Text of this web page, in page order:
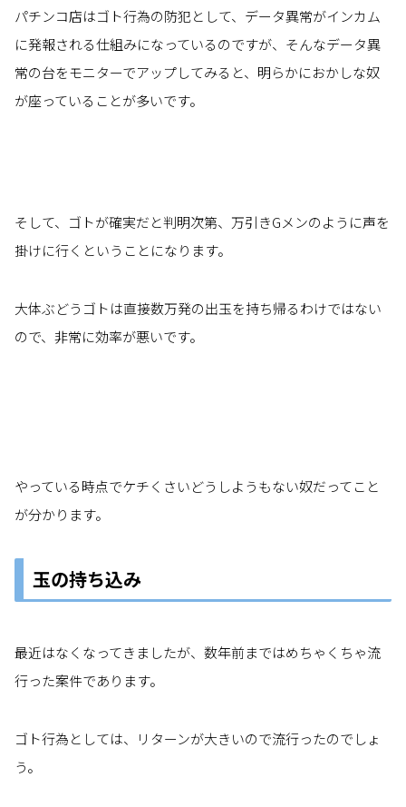
パチンコ店はゴト行為の防犯として、データ異常がインカム
に発報される仕組みになっているのですが、そんなデータ異
常の台をモニターでアップしてみると、明らかにおかしな奴
が座っていることが多いです。
そして、ゴトが確実だと判明次第、万引きGメンのように声を
掛けに行くということになります。
大体ぶどうゴトは直接数万発の出玉を持ち帰るわけではない
ので、非常に効率が悪いです。
やっている時点でケチくさいどうしようもない奴だってこと
が分かります。
玉の持ち込み
最近はなくなってきましたが、数年前まではめちゃくちゃ流
行った案件であります。
ゴト行為としては、リターンが大きいので流行ったのでしょ
う。